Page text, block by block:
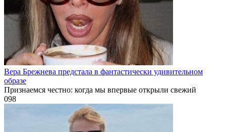
Вера Брежнева предстала в фантастически удивительном
образе
Признаемся честно: когда мы впервые открыли свежий
098